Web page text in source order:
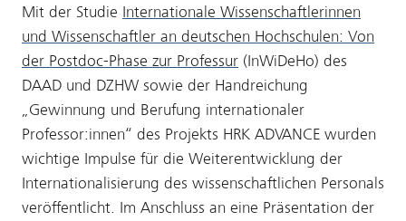
Mit der Studie Internationale Wissenschaftlerinnen
und Wissenschaftler an deutschen Hochschulen: Von
der Postdoc-Phase zur Professur (InWiDeHo) des
DAAD und DZHW sowie der Handreichung
„Gewinnung und Berufung internationaler
Professor:innen“ des Projekts HRK ADVANCE wurden
wichtige Impulse für die Weiterentwicklung der
Internationalisierung des wissenschaftlichen Personals
veröffentlicht. Im Anschluss an eine Präsentation der